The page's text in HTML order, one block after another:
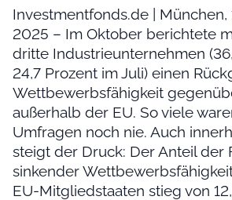
Investmentfonds.de | München,
2025 – Im Oktober berichtete
dritte Industrieunternehmen
24,7 Prozent im Juli) einen
Wettbewerbsfähigkeit
außerhalb der EU. So viele
Umfragen noch nie. Auch
steigt der Druck: Der Anteil der
sinkender
EU-Mitgliedstaaten stieg von